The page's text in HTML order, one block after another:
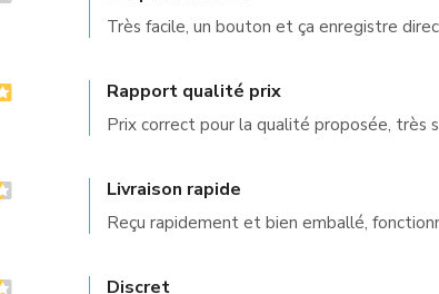
Très facile, un bouton et ça enregistre
Rapport qualité prix
Prix correct pour la qualité proposée, très
Livraison rapide
Reçu rapidement et bien emballé,
Discret